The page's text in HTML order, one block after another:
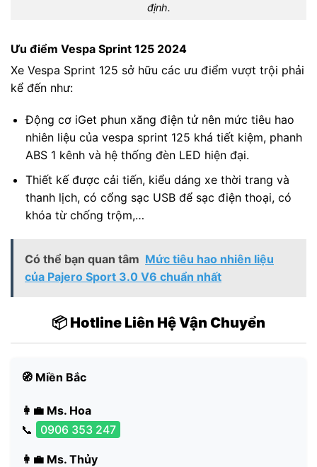
định.
Ưu điểm Vespa Sprint 125 2024
Xe Vespa Sprint 125 sở hữu các ưu điểm vượt trội phải
kể đến như:
Động cơ iGet phun xăng điện tử nên mức tiêu hao
nhiên liệu của vespa sprint 125 khá tiết kiệm, phanh
ABS 1 kênh và hệ thống đèn LED hiện đại.
Thiết kế được cải tiến, kiểu dáng xe thời trang và
thanh lịch, có cổng sạc USB để sạc điện thoại, có
khóa từ chống trộm,…
Có thể bạn quan tâm Mức tiêu hao nhiên liệu
của Pajero Sport 3.0 V6 chuẩn nhất
📦 Hotline Liên Hệ Vận Chuyển
🧭 Miền Bắc
👩‍💼 Ms. Hoa
📞
0906 353 247
👩‍💼 Ms. Thủy